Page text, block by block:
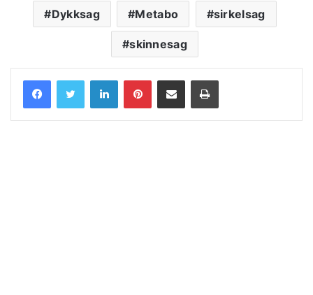
Dykksag Metabo sirkelsag
skinnesag
LinkedInPinterestShare via Email Print